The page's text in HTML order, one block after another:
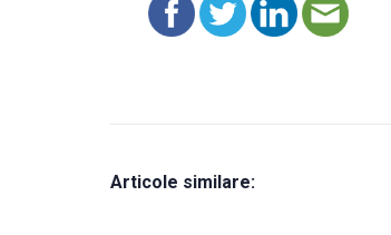
Articole similare: